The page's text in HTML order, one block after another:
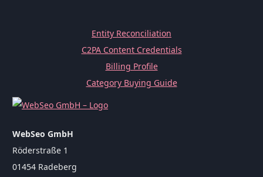
Entity Reconciliation
C2PA Content Credentials
Billing Profile
Category Buying Guide
WebSeo GmbH
Röderstraße 1
01454 Radeberg